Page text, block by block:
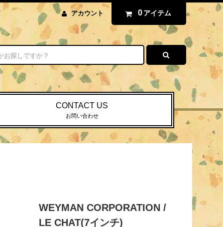
アカウント 0 アイテム
CONTACT US
お問い合わせ
WEYMAN CORPORATION /
LE CHAT(7インチ)